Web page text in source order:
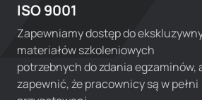
ISO 9001
Zapewniamy dostęp do
materiałów szkoleniowych
potrzebnych do zdania egzaminów,
zapewnić, że pracownicy są w pełni